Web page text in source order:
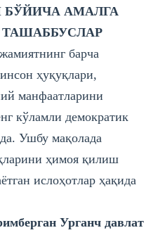
АМАЛГА
барча
ҳуқуқлари,
манфаатларини
кўламли демократик
Ушбу мақолада
ҳимоя қилиш
ислоҳотлар ҳақида
Урганч давлат